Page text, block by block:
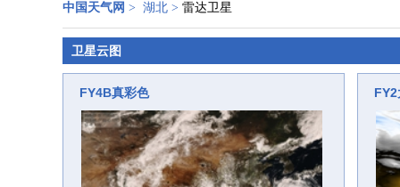
中国天气网 > 湖北 > 雷达卫星